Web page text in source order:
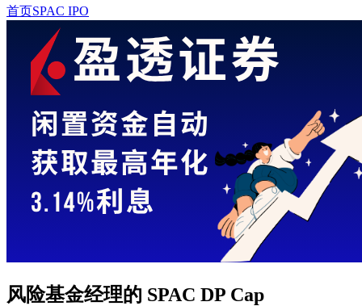
首页SPAC IPO
风险基金经理的 SPAC DP Cap